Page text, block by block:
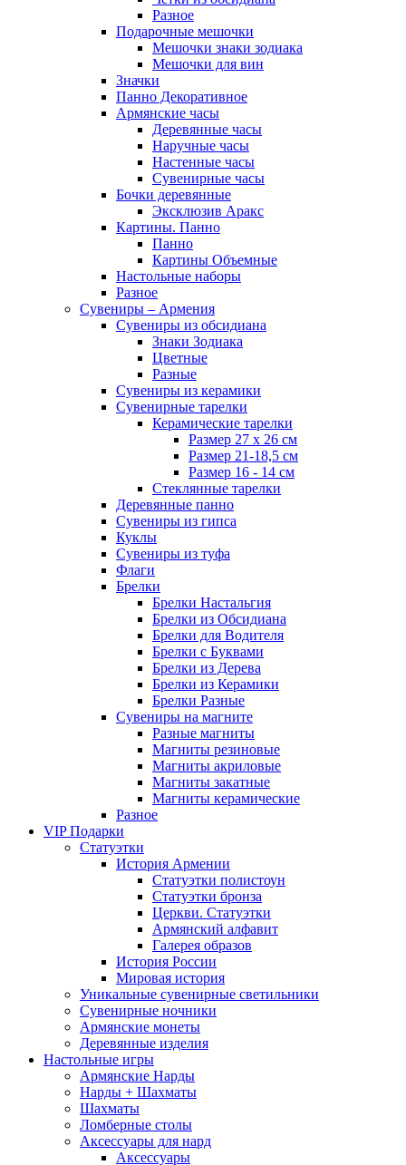
Разное
Подарочные мешочки
Мешочки знаки зодиака
Мешочки для вин
Значки
Панно Декоративное
Армянские часы
Деревянные часы
Наручные часы
Настенные часы
Сувенирные часы
Бочки деревянные
Эксклюзив Аракс
Картины. Панно
Панно
Картины Объемные
Настольные наборы
Разное
Сувениры – Армения
Сувениры из обсидиана
Знаки Зодиака
Цветные
Разные
Сувениры из керамики
Сувенирные тарелки
Керамические тарелки
Размер 27 х 26 см
Размер 21-18,5 см
Размер 16 - 14 см
Стеклянные тарелки
Деревянные панно
Сувениры из гипса
Куклы
Сувениры из туфа
Флаги
Брелки
Брелки Настальгия
Брелки из Обсидиана
Брелки для Водителя
Брелки с Буквами
Брелки из Дерева
Брелки из Керамики
Брелки Разные
Сувениры на магните
Разные магниты
Магниты резиновые
Магниты акриловые
Магниты закатные
Магниты керамические
Разное
VIP Подарки
Статуэтки
История Армении
Статуэтки полистоун
Статуэтки бронза
Церкви. Статуэтки
Армянский алфавит
Галерея образов
История России
Мировая история
Уникальные сувенирные светильники
Сувенирные ночники
Армянские монеты
Деревянные изделия
Настольные игры
Армянские Нарды
Нарды + Шахматы
Шахматы
Ломберные столы
Аксессуары для нард
Аксессуары